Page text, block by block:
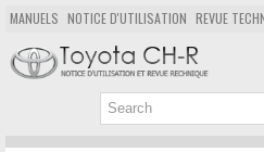
MANUELS NOTICE D'UTILISATION REVUE
POPULAIRE
PLAN DU SITE CHERCHER